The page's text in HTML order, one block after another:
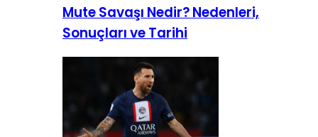
Mute Savaşı Nedir? Nedenleri,
Sonuçları ve Tarihi